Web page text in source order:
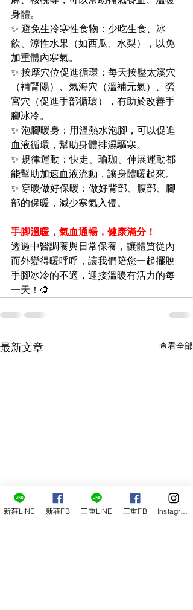
身體。
✨ 避免生冷寒性食物：少吃生食、冰
飲、涼性水果（如西瓜、水梨），以免
加重體內寒氣。
✨ 按摩穴位促進循環：每天按壓太溪穴
（補腎陽）、氣海穴（溫補元氣）、勞
宮穴（促進手部循環），有助於改善手
腳冰冷。
✨ 泡腳暖身：用溫熱水泡腳，可以促進
血液循環，幫助身體排濕驅寒。
✨ 規律運動：快走、瑜珈、伸展運動都
能幫助加速血液流動，讓身體暖起來。
✨ 穿暖做好保暖：做好背部、腹部、腳
部的保暖，減少寒氣入侵。
手腳溫暖，氣血通暢，健康滿分！
透過中醫調養與日常保養，讓體質從內
而外變得暖呼呼，讓我們陪您一起擺脫
手腳冰冷的不適，迎接溫暖有活力的每
一天！🌻
最新文章 查看全部
新莊LINE 新莊FB 三重LINE 三重FB